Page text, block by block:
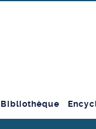
Bibliothèque